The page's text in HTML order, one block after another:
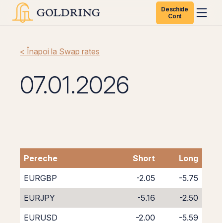
Deschide
Cont
< Înapoi la Swap rates
07.01.2026
Pereche Short
Long
EURGBP
-2.05
-5.75
EURJPY
-5.16
-2.50
EURUSD
-2.00
-5.59